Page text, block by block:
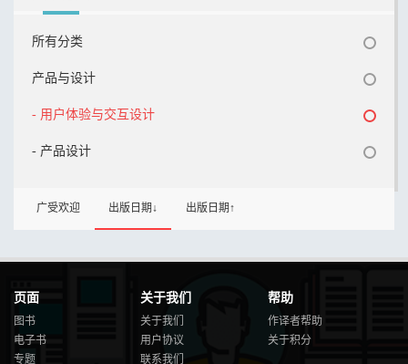
所有分类
产品与设计
- 用户体验与交互设计
- 产品设计
广受欢迎 出版日期↓ 出版日期↑
页面
图书
电子书
专题
关于我们
关于我们
用户协议
联系我们
帮助
作译者帮助
关于积分